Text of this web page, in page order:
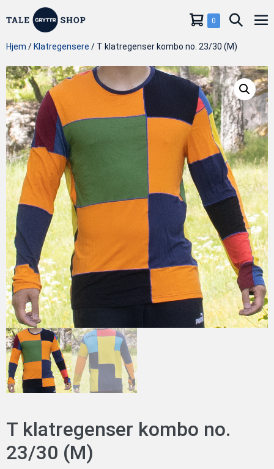
til
innholdet
Handlevogn
0Elementer
handlekurv
Hjem / Klatregensere / T klatregenser kombo no. 23/30 (M)
T klatregenser kombo no.
23/30 (M)